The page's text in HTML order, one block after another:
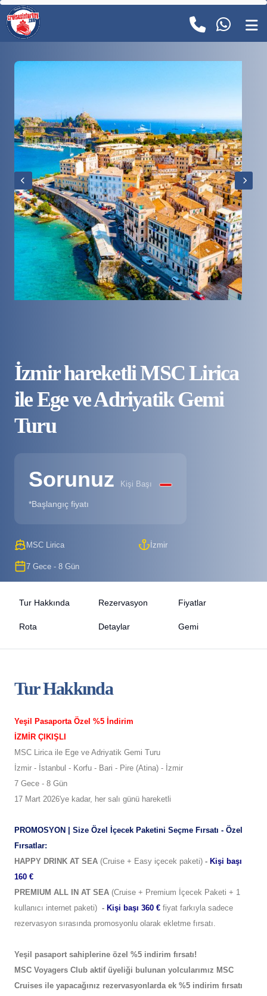
İzmir hareketli MSC Lirica
ile Ege ve Adriyatik Gemi
Turu
Sorunuz Kişi Başı
*Başlangıç fiyatı
MSC Lirica İzmir
7 Gece - 8 Gün
Tur Hakkında Rezervasyon Fiyatlar
Rota Detaylar Gemi
Tur Hakkında
Yeşil Pasaporta Özel %5 İndirim
İZMİR ÇIKIŞLI
MSC Lirica ile Ege ve Adriyatik Gemi Turu
İzmir - İstanbul - Korfu - Bari - Pire (Atina) - İzmir
7 Gece - 8 Gün
17 Mart 2026'ye kadar, her salı günü hareketli
PROMOSYON | Size Özel İçecek Paketini Seçme Fırsatı - Özel
Fırsatlar:
HAPPY DRINK AT SEA (Cruise + Easy içecek paketi) - Kişi başı
160 €
PREMIUM ALL IN AT SEA (Cruise + Premium İçecek Paketi + 1
kullanıcı internet paketi) - Kişi başı 360 € fiyat farkıyla sadece
rezervasyon sırasında promosyonlu olarak ekletme fırsatı.
Yeşil pasaport sahiplerine özel %5 indirim fırsatı!
MSC Voyagers Club aktif üyeliği bulunan yolcularımız MSC
Cruises ile yapacağınız rezervasyonlarda ek %5 indirim fırsatı